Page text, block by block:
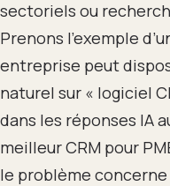
sectoriels ou
Prenons l’exemple
entreprise peut
naturel sur « logiciel
dans les réponses IA
meilleur CRM pour
le problème